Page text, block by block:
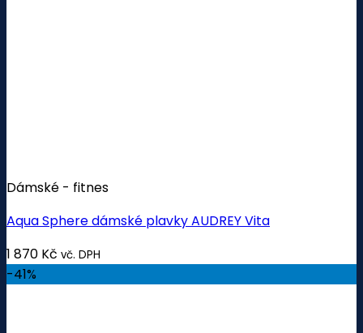
Dámské - fitnes
Aqua Sphere dámské plavky AUDREY Vita
1 870 Kč vč. DPH
-41%